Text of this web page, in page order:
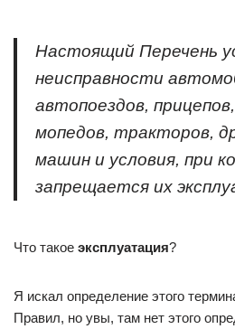
Настоящий Перечень
неисправности
автопоездов,
мопедов, тракторов,
машин и условия, при
запрещается их
Что такое эксплуатация?
Я искал определение этого
Правил, но увы, там нет этого